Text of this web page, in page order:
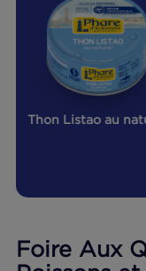
aussi
(zones de
de
Respect
travail :
Veritas, un